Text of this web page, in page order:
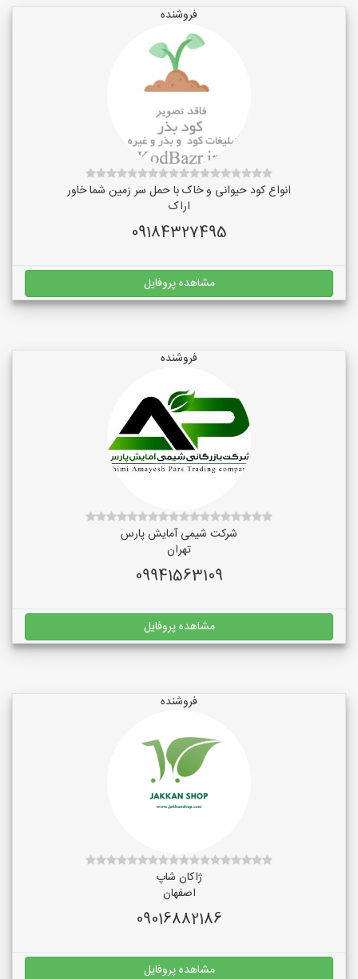
فروشنده
انواع کود حیوانی و خاک با حمل سر زمین شما خاور
اراک
09184327495
مشاهده پروفایل
فروشنده
شرکت شیمی آمایش پارس
تهران
09941563109
مشاهده پروفایل
فروشنده
ژاکان شاپ
اصفهان
09016882186
مشاهده پروفایل